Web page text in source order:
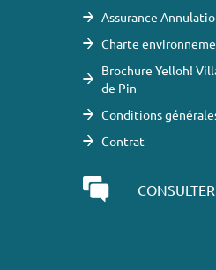
Assurance
Charte
Brochure Yelloh!
de Pin
Conditions
Contrat